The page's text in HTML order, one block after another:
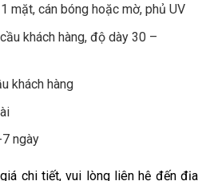
mặt, cán bóng hoặc mờ, phủ UV
khách hàng, độ dày 30 –
khách hàng
ngày
chi tiết, vui lòng liên hệ đến địa